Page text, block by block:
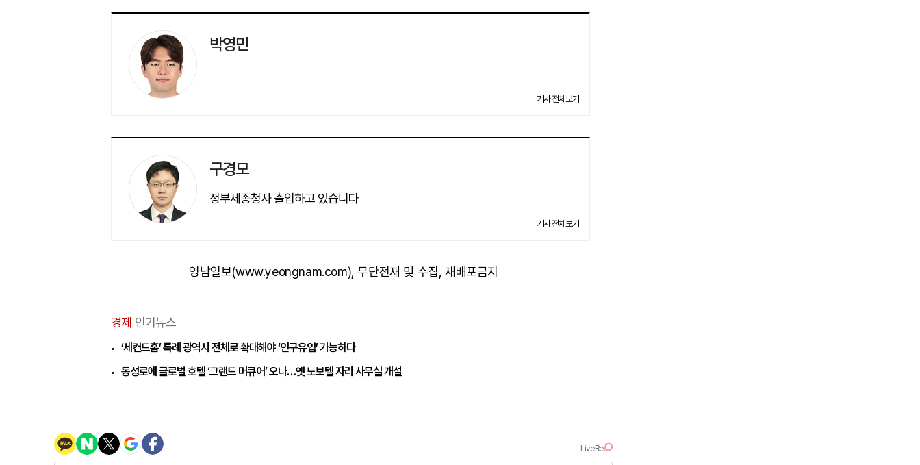
박영민
기사 전체보기
구경모
정부세종청사 출입하고 있습니다
기사 전체보기
영남일보(www.yeongnam.com), 무단전재 및 수집, 재배포금지
경제 인기뉴스
‘세컨드홈’ 특례 광역시 전체로 확대해야 ‘인구유입’ 가능하다
동성로에 글로벌 호텔 ‘그랜드 머큐어’ 오나…옛 노보텔 자리 사무실 개설